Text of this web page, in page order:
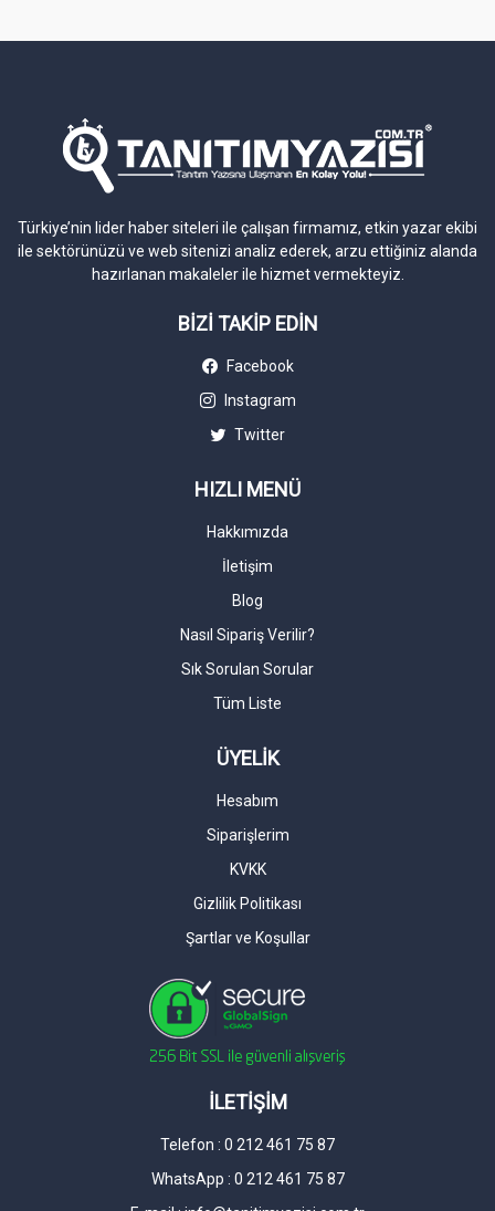
Türkiye’nin lider haber siteleri ile çalışan firmamız, etkin yazar ekibi
ile sektörünüzü ve web sitenizi analiz ederek, arzu ettiğiniz alanda
hazırlanan makaleler ile hizmet vermekteyiz.
BİZİ TAKİP EDİN
Facebook
Instagram
Twitter
HIZLI MENÜ
Hakkımızda
İletişim
Blog
Nasıl Sipariş Verilir?
Sık Sorulan Sorular
Tüm Liste
ÜYELİK
Hesabım
Siparişlerim
KVKK
Gizlilik Politikası
Şartlar ve Koşullar
İLETİŞİM
Telefon : 0 212 461 75 87
WhatsApp : 0 212 461 75 87